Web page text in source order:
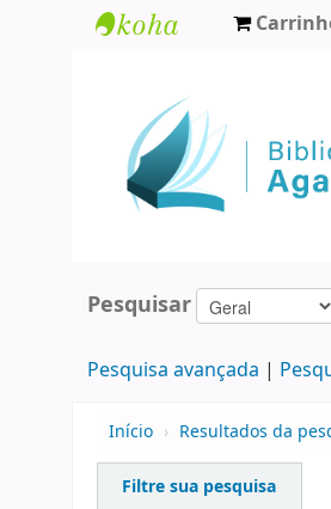
Agamenon
Magalhães
Pesquisar
Pesquisa avançada
Início › Resultados da
Filtre sua pesquisa